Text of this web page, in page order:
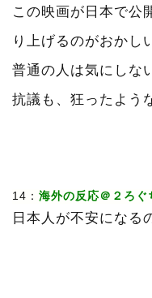
この映画が日本で公
り上げるのがおかし
普通の人は気にしな
抗議も、狂ったよう
14： 海外の反応＠２ろぐ
日本人が不安になる